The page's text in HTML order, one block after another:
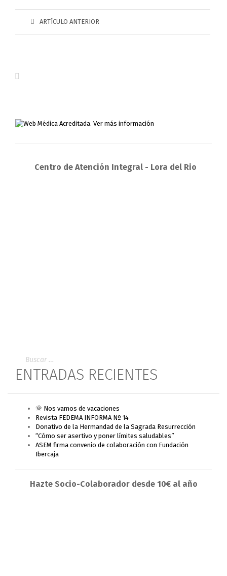
ARTÍCULO ANTERIOR
Centro de Atención Integral - Lora del Rio
ENTRADAS RECIENTES
🌞 Nos vamos de vacaciones
Revista FEDEMA INFORMA Nº 14
Donativo de la Hermandad de la Sagrada Resurrección
“Cómo ser asertivo y poner límites saludables”
ASEM firma convenio de colaboración con Fundación
Ibercaja
Hazte Socio-Colaborador desde 10€ al año